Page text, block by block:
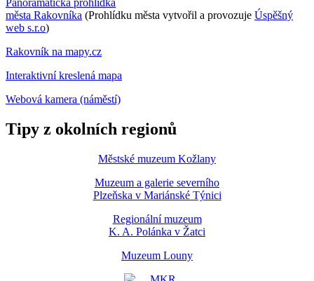
města Rakovníka (Prohlídku města vytvořil a provozuje Úspěšný
web s.r.o)
Rakovník na mapy.cz
Interaktivní kreslená mapa
Webová kamera (náměstí)
Tipy z okolních regionů
Městské muzeum Kožlany
Muzeum a galerie severního
Plzeňska v Mariánské Týnici
Regionální muzeum
K. A. Polánka v Žatci
Muzeum Louny